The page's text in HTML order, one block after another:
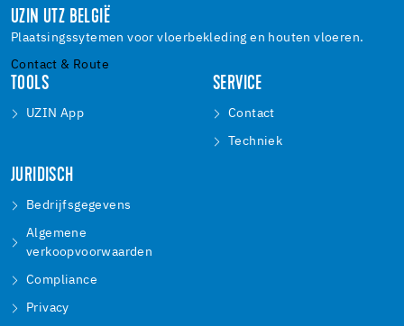
UZIN UTZ BELGIË
Plaatsingssytemen voor vloerbekleding en houten vloeren.
Contact & Route
TOOLS
UZIN App
SERVICE
Contact
Techniek
JURIDISCH
Bedrijfsgegevens
Algemene
verkoopvoorwaarden
Compliance
Privacy